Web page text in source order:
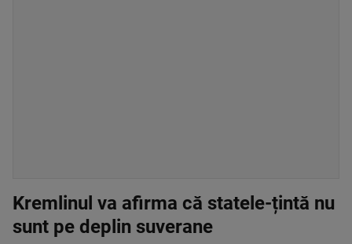
Kremlinul va afirma că statele-țintă nu
sunt pe deplin suverane